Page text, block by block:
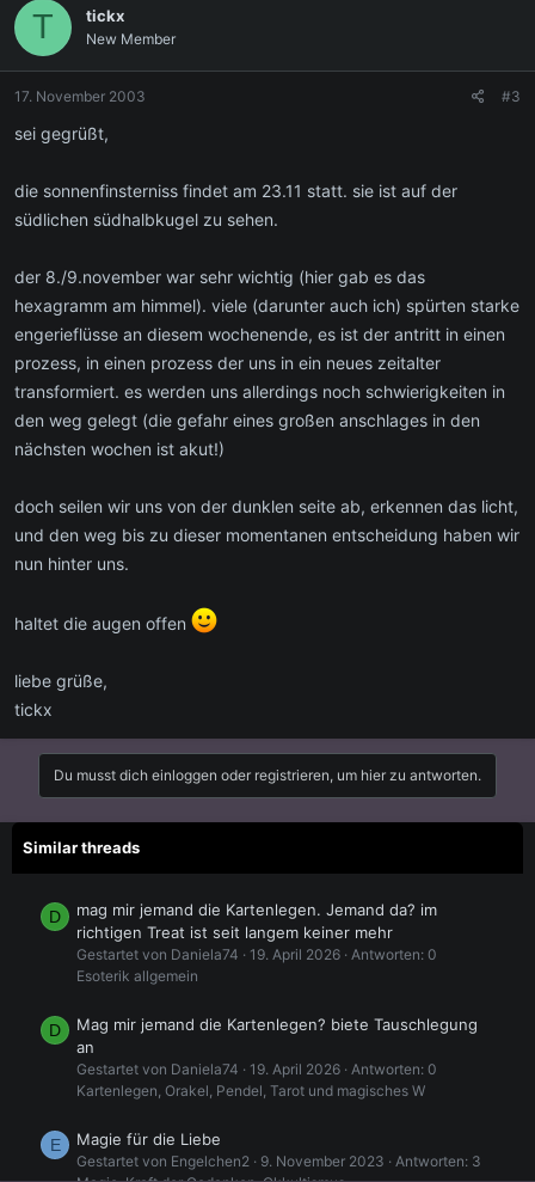
T tickx
New Member
17. November 2003 #3
sei gegrüßt,
die sonnenfinsterniss findet am 23.11 statt. sie ist auf der
südlichen südhalbkugel zu sehen.
der 8./9.november war sehr wichtig (hier gab es das
hexagramm am himmel). viele (darunter auch ich) spürten starke
engerieflüsse an diesem wochenende, es ist der antritt in einen
prozess, in einen prozess der uns in ein neues zeitalter
transformiert. es werden uns allerdings noch schwierigkeiten in
den weg gelegt (die gefahr eines großen anschlages in den
nächsten wochen ist akut!)
doch seilen wir uns von der dunklen seite ab, erkennen das licht,
und den weg bis zu dieser momentanen entscheidung haben wir
nun hinter uns.
haltet die augen offen
liebe grüße,
tickx
Du musst dich einloggen oder registrieren, um hier zu antworten.
Similar threads
D
mag mir jemand die Kartenlegen. Jemand da? im
richtigen Treat ist seit langem keiner mehr
Gestartet von Daniela74 19. April 2026 Antworten: 0
Esoterik allgemein
D
Mag mir jemand die Kartenlegen? biete Tauschlegung
an
Gestartet von Daniela74 19. April 2026
Antworten: 0
Kartenlegen, Orakel, Pendel, Tarot und magisches W
E Magie für die Liebe
Gestartet von Engelchen2 9. November 2023
Antworten: 3